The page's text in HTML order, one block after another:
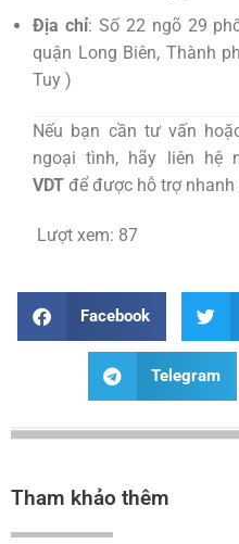
Địa chỉ: Số 22 ngõ 29
quận Long Biên, Thành
Tuy )
Nếu bạn cần tư vấn
ngoại tình, hãy liên hệ
VDT để được hỗ trợ
Lượt xem: 87
Facebook
Telegram
Tham khảo thêm